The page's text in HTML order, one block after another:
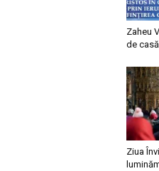
Zaheu
de
Ziua